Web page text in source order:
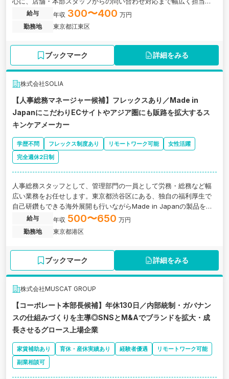
ただきます。東京都江東区にある、フルーツタルト専門店の製造・
販売と全国展開を行う企業の求人です。
給与 年収 300〜400 万円
勤務地
東京都江東区
ブックマーク 詳細をみる
株式会社SOLIA
【人事総務マネージャー候補】フレックスあり／Made in
JapanにこだわりECサイトやアジア圏にも販路を拡大するス
キンケアメーカー
学歴不問 フレックス制度あり リモートワーク可能
女性活躍
完全週休2日制
人事総務スタッフとして、管理部門の一員として労務・総務など幅
広い業務をお任せします。東京都渋谷区にある、独自の福利厚生で
自己研鑽もできる海外展開も行いながらMade in Japanの製品を販
売するスキンケアメーカーの求人です。
給与 年収 500〜650 万円
勤務地
東京都港区
ブックマーク 詳細をみる
株式会社MUSCAT GROUP
【コーポレート本部長候補】年休130日／内部統制・ガバナン
スの仕組みづくりを主導◎SNSとM&Aでブランドを拡大・成
長させるグロース上場企業
家賃補助あり 育休・産休実績あり 経験者優遇
リモートワーク可能
副業相談可